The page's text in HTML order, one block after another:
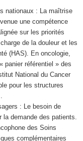
nationaux : La maîtrise
une compétence
sur les priorités
de la douleur et les
(HAS). En oncologie,
panier référentiel » des
National du Cancer
pour les structures
: Le besoin de
la demande des patients.
des Soins
complémentaires